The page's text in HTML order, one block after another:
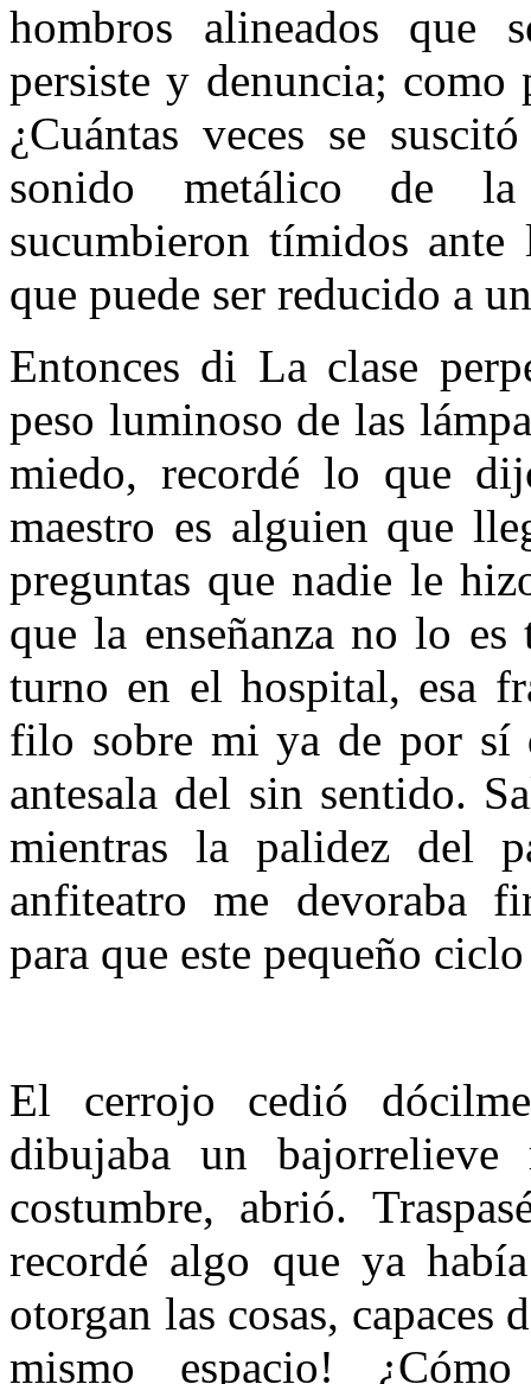
hombros alineados que
persiste y denuncia; como
¿Cuántas veces se
sonido metálico de la
sucumbieron tímidos
que puede ser reducido a
Entonces di La clase
peso luminoso de las
miedo, recordé lo que
maestro es alguien que
preguntas que nadie le
que la enseñanza no lo
turno en el hospital, esa
filo sobre mi ya de por sí
antesala del sin sentido.
mientras la palidez del
anfiteatro me devoraba
para que este pequeño
El cerrojo cedió
dibujaba un
costumbre, abrió.
recordé algo que ya
otorgan las cosas, capaces
mismo espacio!